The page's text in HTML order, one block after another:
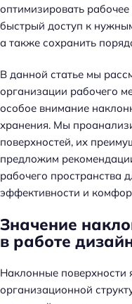
оптимизировать
быстрый доступ к
а также сохранить
В данной статье мы
организации рабочего
особое внимание
хранения. Мы
поверхностей, их
предложим
рабочего пространства
эффективности и
Значение
в работе
Наклонные поверхности
организационной